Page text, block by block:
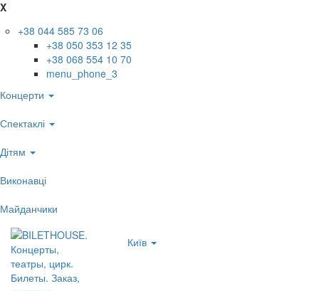
X
+38 044 585 73 06
+38 050 353 12 35
+38 068 554 10 70
menu_phone_3
Концерти
Спектаклі
Дітям
Виконавці
Майданчики
Київ